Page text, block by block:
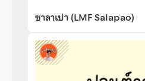
ซาลาเปา (LMF Salapao)